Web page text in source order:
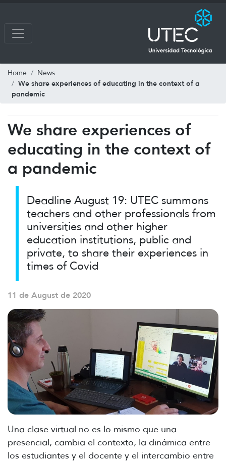
Home News
We share experiences of educating in the context of a
pandemic
We share experiences of
educating in the context of
a pandemic
Deadline August 19: UTEC summons
teachers and other professionals from
universities and other higher
education institutions, public and
private, to share their experiences in
times of Covid
11 de August de 2020
Una clase virtual no es lo mismo que una
presencial, cambia el contexto, la dinámica entre
los estudiantes y el docente y el intercambio entre